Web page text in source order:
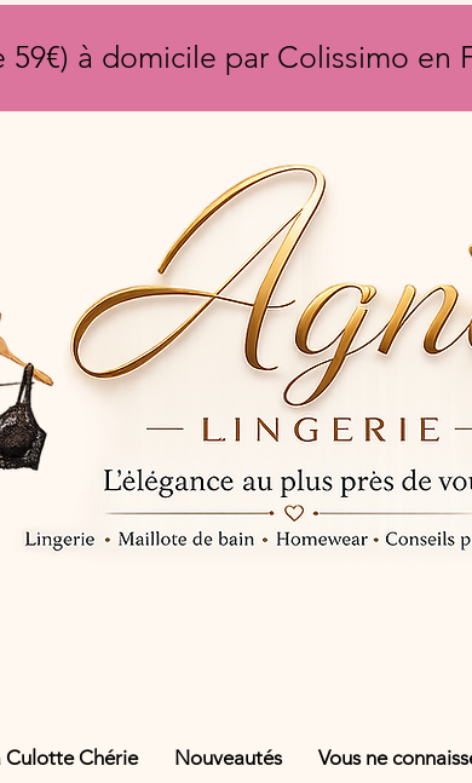
59€) à domicile par Colissimo en
Culotte Chérie Nouveautés Vous ne